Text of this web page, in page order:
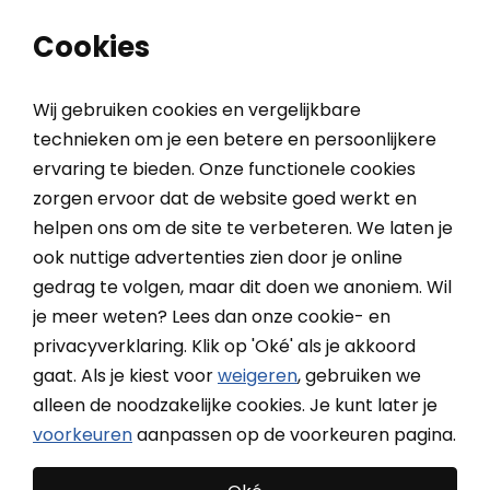
Home Bevestigingsset voor knikarmschermen (8 stuks)
Bevestigingsset voor
knikarmschermen (8
stuks)
Cookies
Wij gebruiken cookies en vergelijkbare
technieken om je een betere en persoonlijkere
ervaring te bieden. Onze functionele cookies
zorgen ervoor dat de website goed werkt en
helpen ons om de site te verbeteren. We laten je
ook nuttige advertenties zien door je online
gedrag te volgen, maar dit doen we anoniem. Wil
je meer weten? Lees dan onze cookie- en
privacyverklaring. Klik op 'Oké' als je akkoord
gaat. Als je kiest voorweigeren, gebruiken we
alleen de noodzakelijke cookies. Je kunt later je
voorkeurenaanpassen op de voorkeuren pagina.